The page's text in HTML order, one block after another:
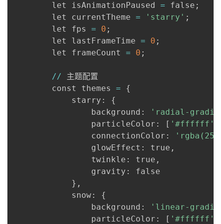
        let isAnimationPaused
= false ;
        let currentTheme
= 'starry' ;
        let fps
= 0 ;
        let lastFrameTime
= 0 ;
        let frameCount
= 0 ;
// 主题配置
        const themes
=
{
            starry
:
{
                background
:
'radial-
                particleColor
: [ '#ffffff'
                connectionColor
:
                glowEffect
: true ,
                twinkle
: true ,
                gravity
:
false
} ,
            snow
:
{
                background
:
'linear-
                particleColor
: [ '#ffffff'